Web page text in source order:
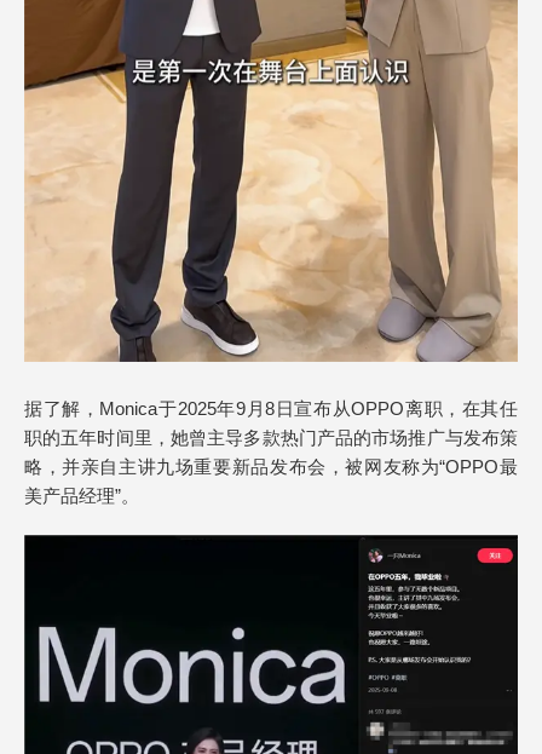
据了解，Monica于2025年9月8日宣布从OPPO离职，在其任
职的五年时间里，她曾主导多款热门产品的市场推广与发布策
略，并亲自主讲九场重要新品发布会，被网友称为“OPPO最
美产品经理”。